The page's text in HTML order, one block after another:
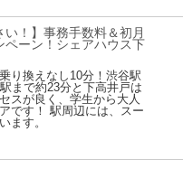
い！】事務手数料＆初月
ペーン！シェアハウス下
り換えなし10分！渋谷駅
まで約23分と下高井戸は
スが良く、学生から大人
です！ 駅周辺には、スー
ます。